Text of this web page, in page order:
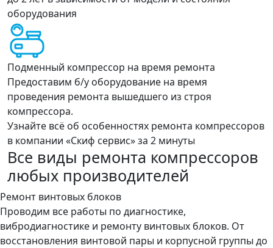
оборудования
Подменный компрессор на время ремонта
Предоставим б/у оборудование на время
проведения ремонта вышедшего из строя
компрессора.
Узнайте всё об особенностях ремонта компрессоров
в компании «Скиф сервис» за 2 минуты
Все виды ремонта компрессоров
любых производителей
Ремонт винтовых блоков
Проводим все работы по диагностике,
вибродиагностике и ремонту винтовых блоков. От
восстановления винтовой пары и корпусной группы до